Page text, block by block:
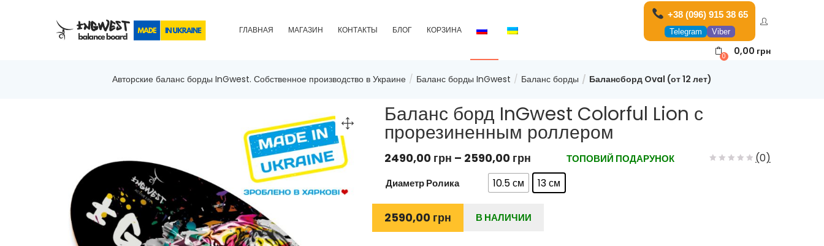
ГЛАВНАЯ МАГАЗИН КОНТАКТЫ БЛОГ КОРЗИНА
+38 (096) 915 38 65
Telegram Viber
0 0,00 грн
Авторские баланс борды InGwest. Собственное производство в Украине Баланс борды InGwest Баланс борды Балансборд Oval (от 12 лет)
Баланс борд InGwest Colorful Lion с
прорезиненным роллером
2490,00 грн – 2590,00 грн ТОПОВИЙ ПОДАРУНОК (0)
Диаметр Ролика 10.5 см 13 см
2590,00 грн В НАЛИЧИИ